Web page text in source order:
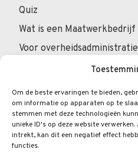
Om de beste ervaringen te bieden,
om informatie op apparaten op te
stemmen met deze technologieën
unieke ID's op deze website
intrekt, kan dit een negatief effect
functies.
Quiz
Wat is een Maatwerkbedrijf
Voor overheidsadministratie
Voor de professionals
Voor privépersonen
Veelgestelde vragen